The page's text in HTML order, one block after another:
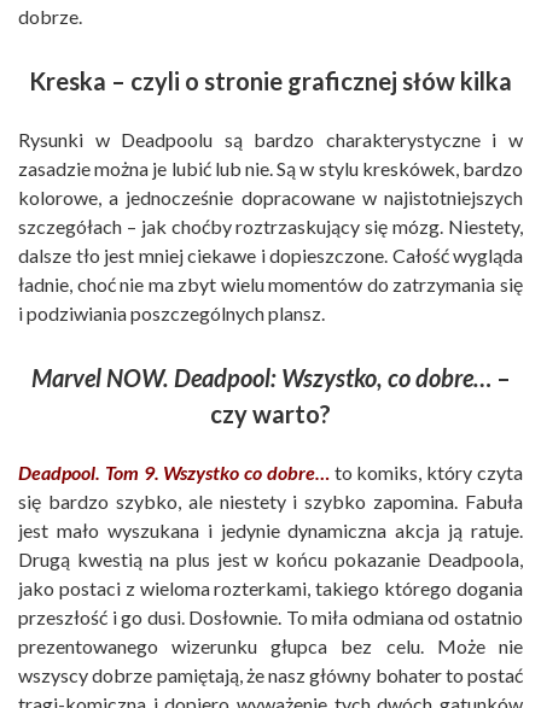
dobrze.
Kreska – czyli o stronie graficznej słów kilka
Rysunki w Deadpoolu są bardzo charakterystyczne i w
zasadzie można je lubić lub nie. Są w stylu kreskówek, bardzo
kolorowe, a jednocześnie dopracowane w najistotniejszych
szczegółach – jak choćby roztrzaskujący się mózg. Niestety,
dalsze tło jest mniej ciekawe i dopieszczone. Całość wygląda
ładnie, choć nie ma zbyt wielu momentów do zatrzymania się
i podziwiania poszczególnych plansz.
Marvel NOW. Deadpool: Wszystko, co dobre… –
czy warto?
Deadpool. Tom 9. Wszystko co dobre…
to komiks, który czyta
się bardzo szybko, ale niestety i szybko zapomina. Fabuła
jest mało wyszukana i jedynie dynamiczna akcja ją ratuje.
Drugą kwestią na plus jest w końcu pokazanie Deadpoola,
jako postaci z wieloma rozterkami, takiego którego dogania
przeszłość i go dusi. Dosłownie. To miła odmiana od ostatnio
prezentowanego wizerunku głupca bez celu. Może nie
wszyscy dobrze pamiętają, że nasz główny bohater to postać